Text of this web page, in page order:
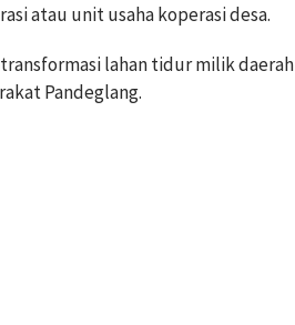
atau unit usaha koperasi desa.
lahan tidur milik daerah
Pandeglang.